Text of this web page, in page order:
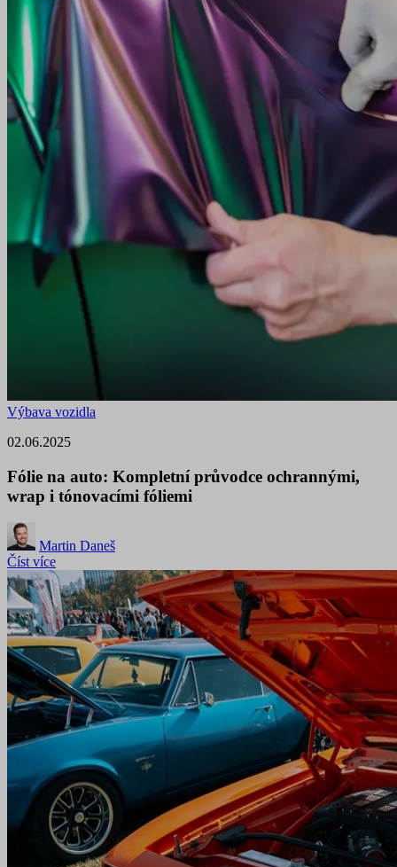
Výbava vozidla
02.06.2025
Fólie na auto: Kompletní průvodce ochrannými,
wrap i tónovacími fóliemi
Martin Daneš
Číst více